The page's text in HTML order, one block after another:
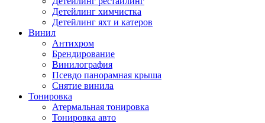
Детейлинг химчистка
Детейлинг яхт и катеров
Винил
Антихром
Брендирование
Винилография
Псевдо панорамная крыша
Снятие винила
Тонировка
Атермальная тонировка
Тонировка авто